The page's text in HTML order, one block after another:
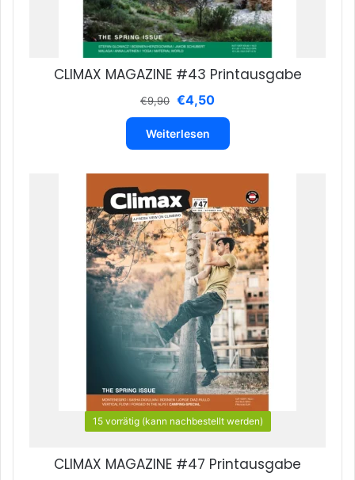
CLIMAX MAGAZINE #43 Printausgabe
€9,90 Ursprünglicher
Preis
war:
€9,90
€4,50Aktueller
Preis
€4,50.
Weiterlesen
15 vorrätig (kann nachbestellt werden)
CLIMAX MAGAZINE #47 Printausgabe